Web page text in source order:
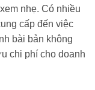
nhẹ. Có nhiều
cấp đến việc
bài bản không
chi phí cho doanh